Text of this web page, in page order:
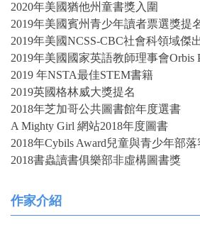
2020年美國猶他州童書獎入圍
2019年美國賓州青少年讀者票選獎提
2019年美國NCSS-CBC社會科領域傑
2019年美國國家英語教師理事會Orbis
2019 年NSTA最佳STEM書籍
2019英國格林威大獎提名
2018年芝加哥公共圖書館年度選書
A Mighty Girl 網站2018年度圖書
2018年Cybils Award兒童與青少年部
2018書蟲讀書俱樂部非虛構圖書獎
作家介紹